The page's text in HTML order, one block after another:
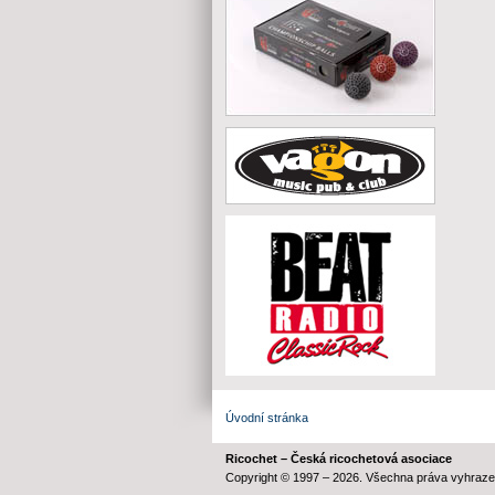
Úvodní stránka
Ricochet – Česká ricochetová asociace
Copyright © 1997 – 2026. Všechna práva